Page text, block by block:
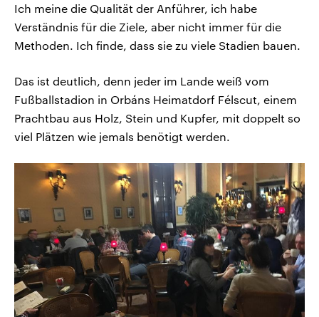
Ich meine die Qualität der Anführer, ich habe
Verständnis für die Ziele, aber nicht immer für die
Methoden. Ich finde, dass sie zu viele Stadien bauen.
Das ist deutlich, denn jeder im Lande weiß vom
Fußballstadion in Orbáns Heimatdorf Félscut, einem
Prachtbau aus Holz, Stein und Kupfer, mit doppelt so
viel Plätzen wie jemals benötigt werden.